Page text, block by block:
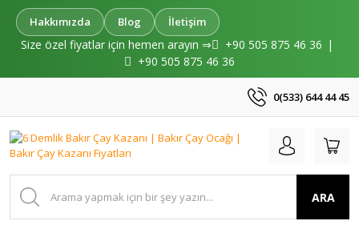
Hakkımızda Blog İletişim
Size özel fiyatlar için hemen arayın ⇒ +90 505 875 46 36 |
+90 505 875 46 36
0(533) 644 44 45
ARA